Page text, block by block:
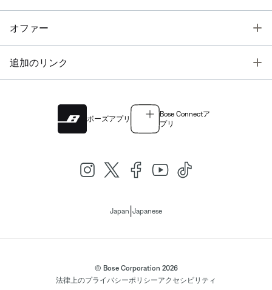
オファー
追加のリンク
ボーズアプリ
Bose Connectア
プリ
Japan Japanese
© Bose Corporation 2026
法律上のプライバシーポリシーアクセシビリティ